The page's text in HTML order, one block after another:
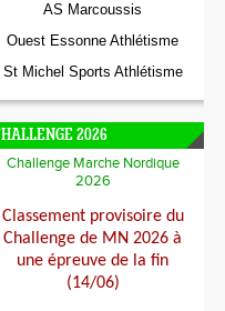
AS Marcoussis
Ouest Essonne Athlétisme
St Michel Sports Athlétisme
2026
Challenge Marche Nordique
2026
Classement provisoire du
Challenge de MN 2026 à
une épreuve de la fin
(14/06)